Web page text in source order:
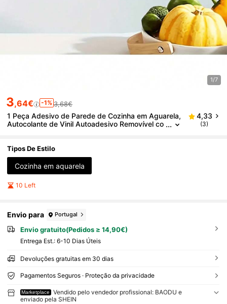
1/7
3,64€ -1% 3,68€
1 Peça Adesivo de Parede de Cozinha em Aguarela,
Autocolante de Vinil Autoadesivo Removível co
4,33
(3)
Tipos De Estilo
Cozinha em aquarela
10 Left
Envio para Portugal
Envio gratuito(Pedidos ≥ 14,90€)
Entrega Est.: 6-10 Dias Úteis
Devoluções gratuitas em 30 dias
Pagamentos Seguros · Proteção da privacidade
Marketplace
Vendido pelo vendedor profissional: BAODU e
enviado pela SHEIN